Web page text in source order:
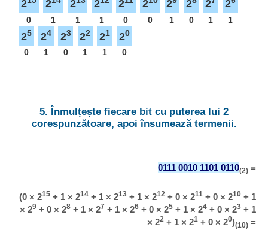
2
0
2
1
2
1
2
1
2
0
2
0
2
1
2
0
2
1
2
1
25
0
24
1
23
0
22
1
21
1
20
0
5. Înmulțește fiecare bit cu puterea lui 2
corespunzătoare, apoi însumează termenii.
0111 0010 1101 0110(2)=
(0 × 215+ 1 × 214+ 1 × 213+ 1 × 212+ 0 × 211+ 0 × 210+ 1
× 29+ 0 × 28+ 1 × 27 + 1 × 26+ 0 × 25+ 1 × 24+ 0 × 23+ 1
× 22+ 1 × 21+ 0 × 20)(10)=